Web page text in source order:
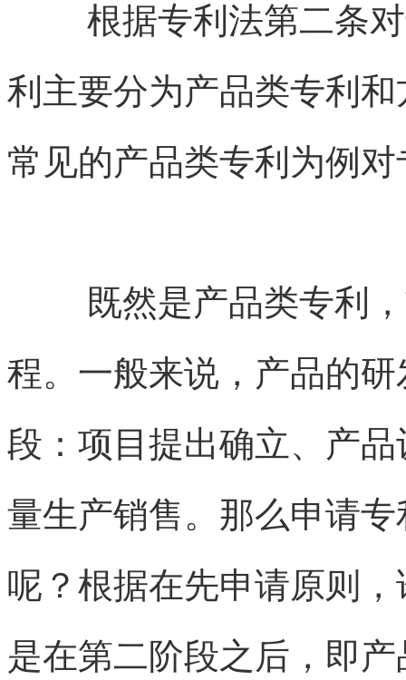
根据专利法第二条
利主要分为产品类专利
常见的产品类专利为例
既然是产品类专利
程。一般来说，产品的
段：项目提出确立、产
量生产销售。那么申请
呢？根据在先申请原则
是在第二阶段之后，即